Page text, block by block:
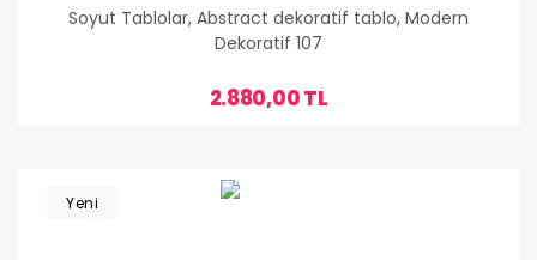
Soyut Tablolar, Abstract dekoratif tablo, Modern
Dekoratif 107
2.880,00 TL
Yeni